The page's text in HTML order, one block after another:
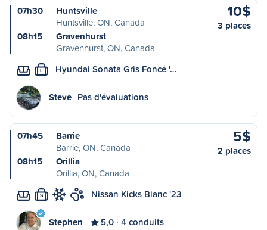
07h30
Huntsville
Huntsville, ON, Canada
08h15
Gravenhurst
Gravenhurst, ON, Canada
10$
3 places
L Hyundai Sonata Gris Foncé '…
Steve Pas d'évaluations
07h45
Barrie
Barrie, ON, Canada
08h15
Orillia
Orillia, ON, Canada
5$
2 places
S Nissan Kicks Blanc '23
Stephen 5,0 4 conduits